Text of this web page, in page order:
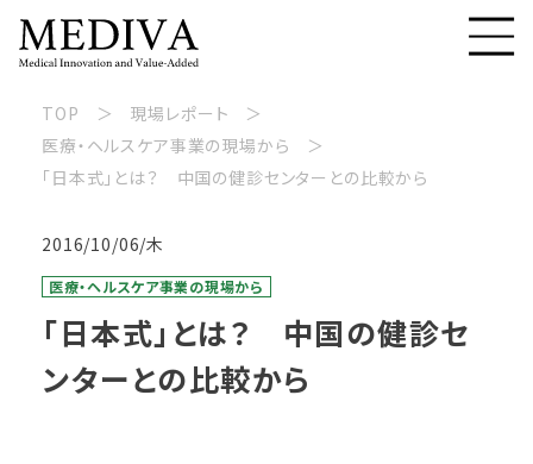
TOP
現場レポート
医療・ヘルスケア事業の現場から
「日本式」とは？ 中国の健診センターとの比較から
2016/10/06/木
医療・ヘルスケア事業の現場から
「日本式」とは？ 中国の健診セ
ンターとの比較から